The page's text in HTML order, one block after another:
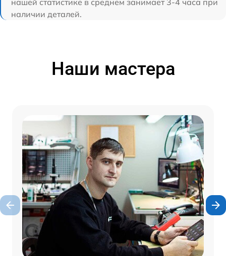
нашей статистике в среднем занимает 3-4 часа при
наличии деталей.
Наши мастера